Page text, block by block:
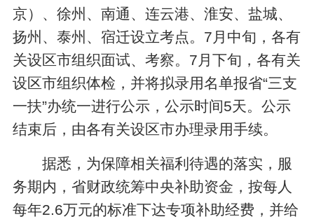
京）、徐州、南通、连云港、淮安、盐城、
扬州、泰州、宿迁设立考点。7月中旬，各有
关设区市组织面试、考察。7月下旬，各有关
设区市组织体检，并将拟录用名单报省“三支
一扶”办统一进行公示，公示时间5天。公示
结束后，由各有关设区市办理录用手续。
据悉，为保障相关福利待遇的落实，服
务期内，省财政统筹中央补助资金，按每人
每年2.6万元的标准下达专项补助经费，并给